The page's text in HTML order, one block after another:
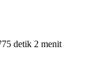
detik 2 menit